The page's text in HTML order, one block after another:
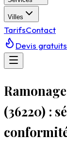
Villes
TarifsContact
Devis gratuits
(36220) :